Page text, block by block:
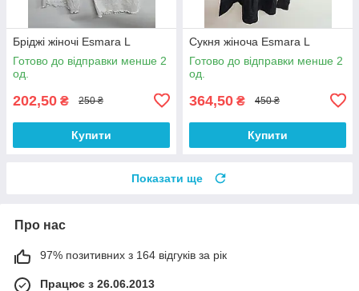
Бріджі жіночі Esmara L
Готово до відправки менше 2
од.
202,50 ₴ 250 ₴
Купити
Сукня жіноча Esmara L
Готово до відправки менше 2
од.
364,50 ₴ 450 ₴
Купити
Показати ще
Про нас
97% позитивних з 164 відгуків за рік
Працює з 26.06.2013